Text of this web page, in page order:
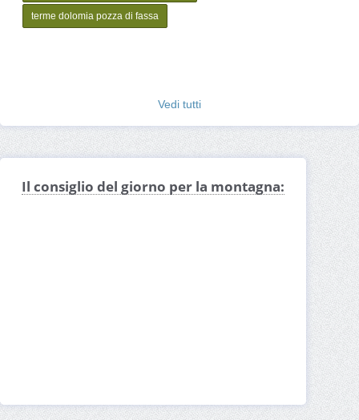
terme dolomia pozza di fassa
Vedi tutti
Il consiglio del giorno per la montagna: